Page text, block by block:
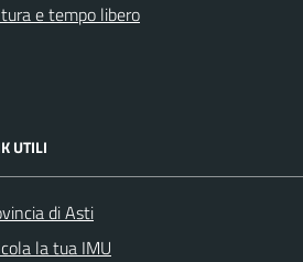
e tempo libero
UTILI
di Asti
la tua IMU